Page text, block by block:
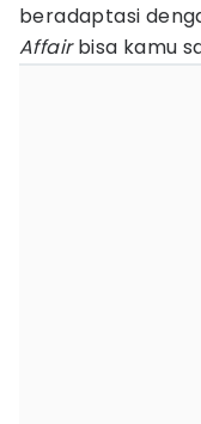
beradaptasi
Affairbisa kamu